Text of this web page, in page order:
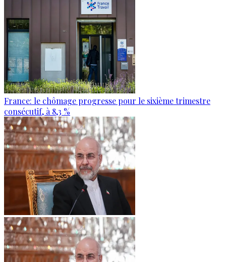
France: le chômage progresse pour le sixième trimestre
consécutif, à 8,3 %